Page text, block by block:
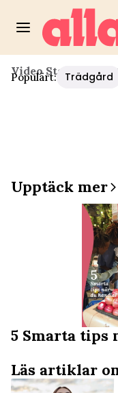
Populärt: Trädgård
Video Start / Hälsa
Upptäck mer
5 Smarta tips
Läs artiklar